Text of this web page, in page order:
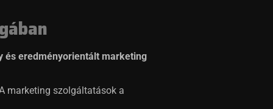
és eredményorientált marketing
marketing szolgáltatások a